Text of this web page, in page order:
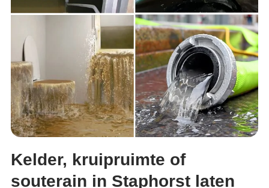
Kelder, kruipruimte of
souterain in Staphorst laten